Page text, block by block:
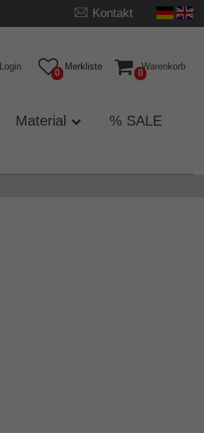
Kontakt
Login
0
Merkliste
0
Warenkorb
Material % SALE